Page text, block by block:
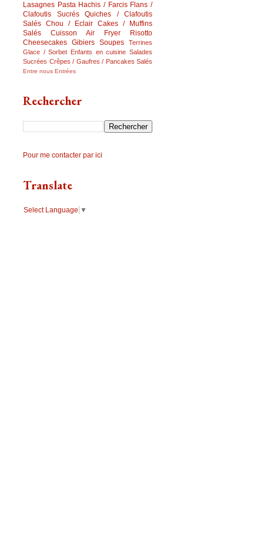
Lasagnes Pasta Hachis / Farcis Flans /
Clafoutis Sucrés
Quiches / Clafoutis
Salés Chou / Eclair Cakes / Muffins
Salés
Cuisson Air Fryer
Risotto
Cheesecakes Gibiers Soupes
Terrines
Glace / Sorbet Enfants en cuisine Salades
Sucrées Crêpes / Gaufres / Pancakes Salés
Entre nous Entrées
Rechercher
Pour me contacter par ici
Translate
Select Language ▼